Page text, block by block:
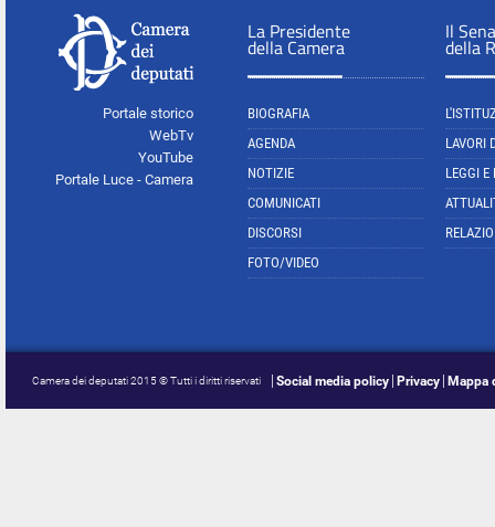
Portale storico
WebTv
YouTube
Portale Luce - Camera
La Presidente
della Camera
BIOGRAFIA
AGENDA
NOTIZIE
COMUNICATI
DISCORSI
FOTO/VIDEO
Il
della
LAVORI
LEGGI E
Camera dei deputati 2015 © Tutti i diritti riservati Social media policy Privacy Mappa